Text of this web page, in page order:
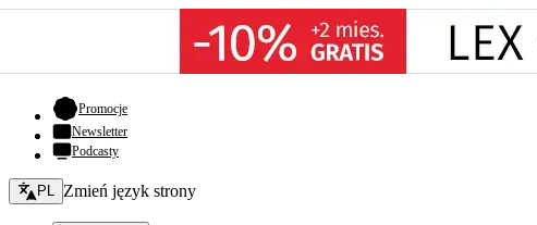
Promocje- otwiera się w nowej karcie
Newsletter
Podcasty
Zmień język - bieżący:
PL Zmień język strony